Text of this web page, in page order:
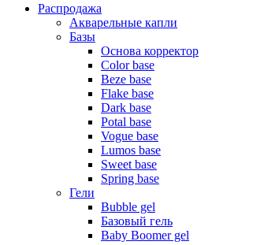
Распродажа
Акварельные капли
Базы
Основа корректор
Color base
Beze base
Flake base
Dark base
Potal base
Vogue base
Lumos base
Sweet base
Spring base
Гели
Bubble gel
Базовый гель
Baby Boomer gel